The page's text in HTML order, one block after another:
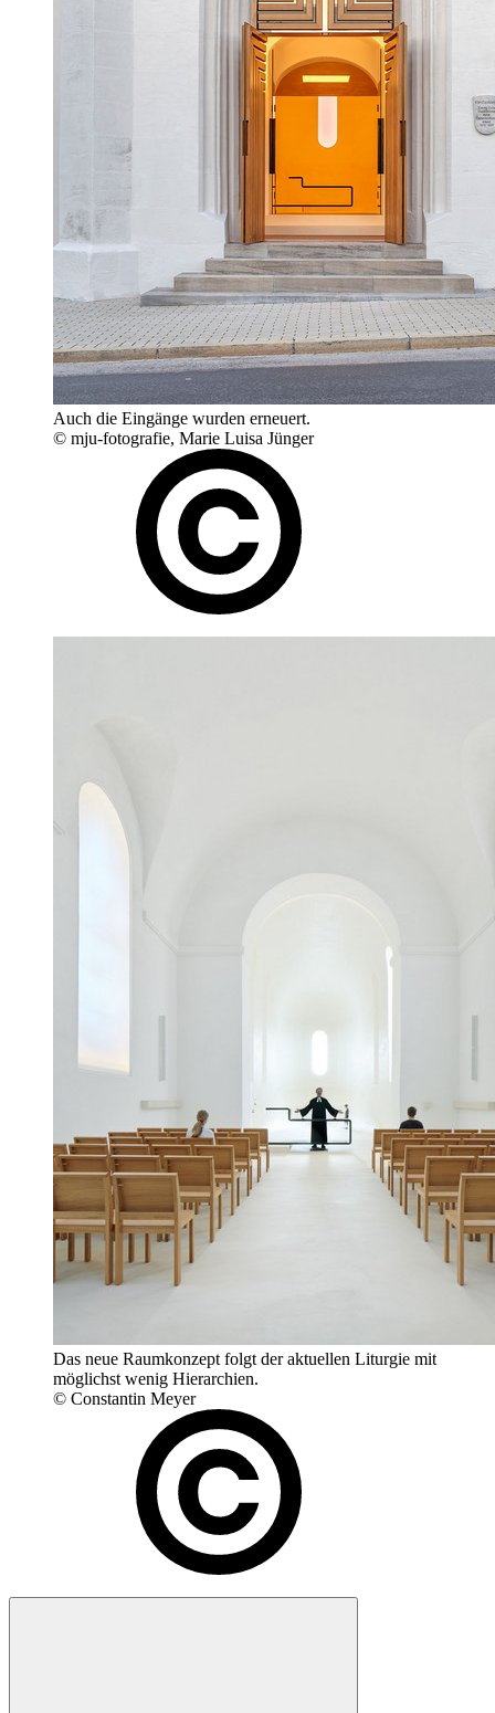
Auch die Eingänge wurden erneuert.
© mju-fotografie, Marie Luisa Jünger
Das neue Raumkonzept folgt der aktuellen Liturgie mit
möglichst wenig Hierarchien.
© Constantin Meyer